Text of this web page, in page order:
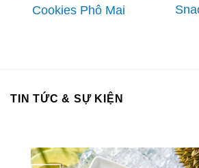
Cookies Phô Mai
TIN TỨC & SỰ KIỆN